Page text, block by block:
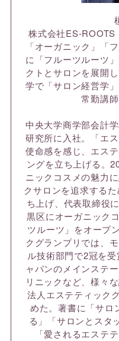
株式会社ES-
「オーガニック」「
に「フルーツルーツ
クトとサロンを展開
学で「サロン経営学
常勤講
中央大学商学部会計
研究所に入社。「エ
使命感を感じ、エス
ングを立ち上げる。
ニックコスメの魅力
クサロンを追求する
ち上げ、代表取締役
黒区にオーガニック
ツルーツ」をオープ
クグランプリでは、
ル技術部門で2冠を
ャパンのメインステ
リニックなど、様々
法人エステティック
めた。著書に「サロ
る」「サロンとスタ
「愛されるエステ